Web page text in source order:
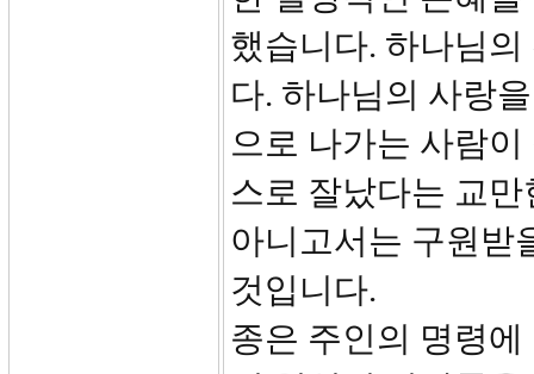
했습니다. 하나님
다. 하나님의 사랑
으로 나가는 사람
스로 잘났다는 교
아니고서는 구원받
것입니다.
종은 주인의 명령